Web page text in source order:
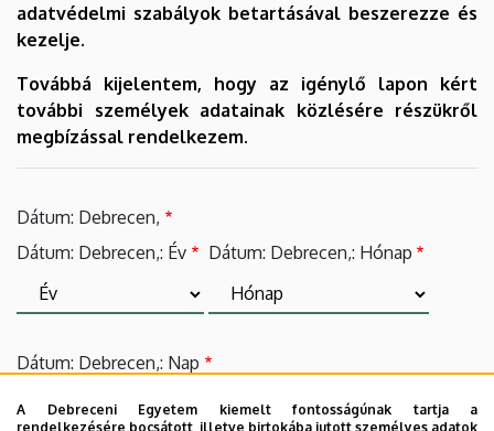
adatvédelmi szabályok betartásával beszerezze és
kezelje.
Továbbá kijelentem, hogy az igénylő lapon kért
további személyek adatainak közlésére részükről
megbízással rendelkezem.
Dátum: Debrecen,
Dátum: Debrecen,: Év
Dátum: Debrecen,: Hónap
Dátum: Debrecen,: Nap
A Debreceni Egyetem kiemelt fontosságúnak tartja a
rendelkezésére bocsátott, illetve birtokába jutott személyes adatok